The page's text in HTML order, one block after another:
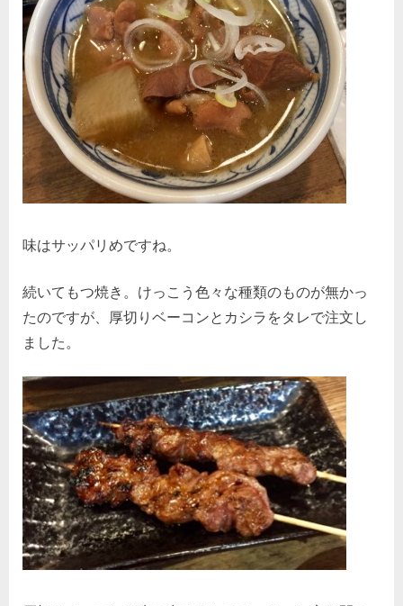
味はサッパリめですね。
続いてもつ焼き。けっこう色々な種類のものが無かっ
たのですが、厚切りベーコンとカシラをタレで注文し
ました。